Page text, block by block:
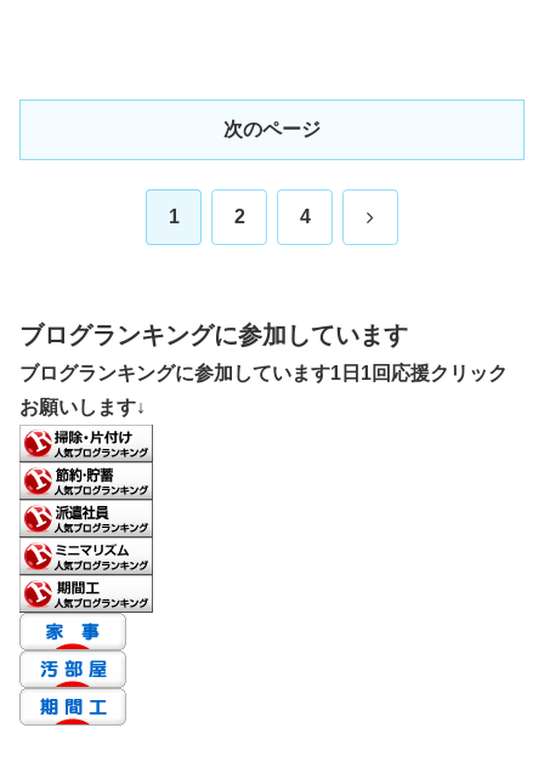
次のページ
1 2 4 次
ブログランキングに参加しています
ブログランキングに参加しています1日1回応援クリック
お願いします↓